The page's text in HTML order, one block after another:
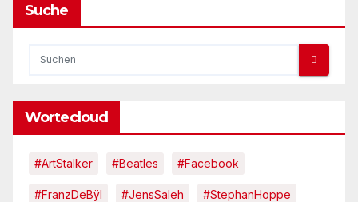
Suche
Wortecloud
#ArtStalker #Beatles #Facebook
#FranzDeBÿl #JensSaleh #StephanHoppe